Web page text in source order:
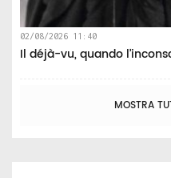
02/08/2026 11:40
Il déjà-vu, quando
MOSTRA